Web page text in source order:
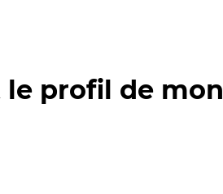
le profil de